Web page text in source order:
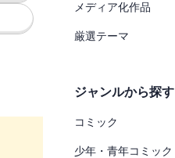
メディア化作品
厳選テーマ
ジャンルから探す
コミック
少年・青年コミック